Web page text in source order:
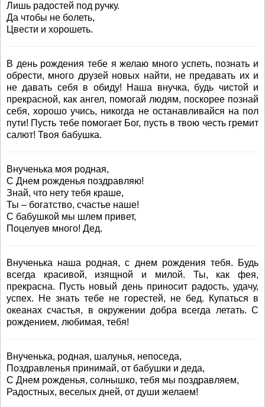
Лишь радостей под ручку.
Да чтобы не болеть,
Цвести и хорошеть.
В день рождения тебе я желаю много успеть, познать и
обрести, много друзей новых найти, не предавать их и
не давать себя в обиду! Наша внучка, будь чистой и
прекрасной, как ангел, помогай людям, поскорее познай
себя, хорошо учись, никогда не останавливайся на пол
пути! Пусть тебе помогает Бог, пусть в твою честь гремит
салют! Твоя бабушка.
Внученька моя родная,
С Днем рожденья поздравляю!
Знай, что нету тебя краше,
Ты – богатство, счастье наше!
С бабушкой мы шлем привет,
Поцелуев много! Дед.
Внученька наша родная, с днем рождения тебя. Будь
всегда красивой, изящной и милой. Ты, как фея,
прекрасна. Пусть новый день приносит радость, удачу,
успех. Не знать тебе не горестей, не бед. Купаться в
океанах счастья, в окружении добра всегда летать. С
рождением, любимая, тебя!
Внученька, родная, шалунья, непоседа,
Поздравленья принимай, от бабушки и деда,
С Днем рожденья, солнышко, тебя мы поздравляем,
Радостных, веселых дней, от души желаем!